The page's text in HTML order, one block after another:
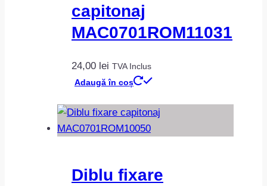
capitonaj
MAC0701ROM11031
24,00 lei TVA Inclus
Adaugă în coș
Diblu fixare